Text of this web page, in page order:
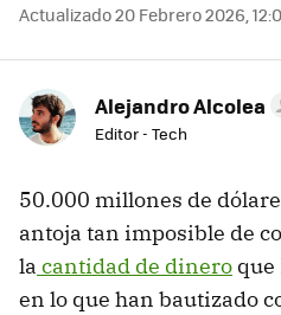
Actualizado 20 Febrero 2026,
Alejandro Alcolea
Editor - Tech
50.000 millones de
antoja tan imposible de
la cantidad de dinero
en lo que han bautizado